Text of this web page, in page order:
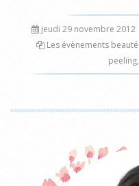
jeudi 29 novembre 2012
Les évènements beauté
peeling,